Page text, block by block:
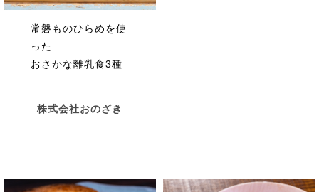
常磐ものひらめを使
った
おさかな離乳食3種
株式会社おのざき